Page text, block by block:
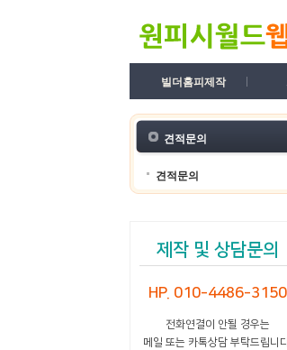
빌더홈피제작
견적문의
견적문의
제작 및 상담문의
HP. 010-4486-3150
전화연결이 안될 경우는
메일 또는 카톡상담 부탁드립니